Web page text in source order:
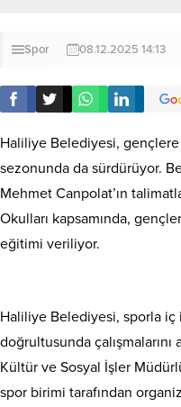
Spor 08.12.2025 14:13
Haliliye Belediyesi,
sezonunda da sürdürüyor.
Mehmet Canpolat’ın
Okulları kapsamında,
eğitimi veriliyor.
Haliliye Belediyesi, sporla
doğrultusunda çalışmalarını
Kültür ve Sosyal İşler
spor birimi tarafından